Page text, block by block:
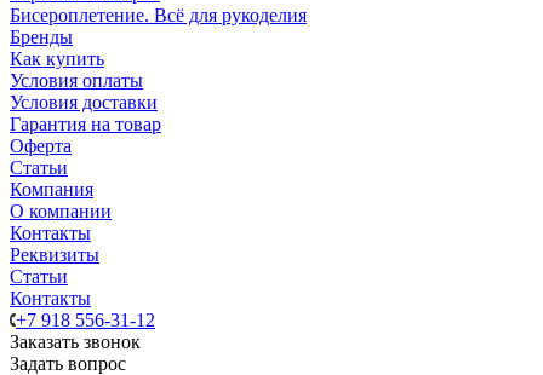
Бисероплетение. Всё для рукоделия
Бренды
Как купить
Условия оплаты
Условия доставки
Гарантия на товар
Оферта
Статьи
Компания
О компании
Контакты
Реквизиты
Статьи
Контакты
+7 918 556-31-12
Заказать звонок
Задать вопрос